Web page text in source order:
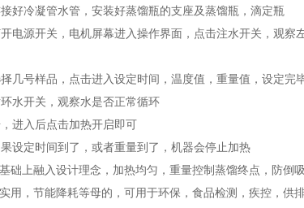
好冷凝管水管，安装好蒸馏瓶的支座及蒸馏瓶，滴定瓶
电源开关，电机屏幕进入操作界面，点击注水开关，观察
几号样品，点击进入设定时间，温度值，重量值，设定完
水开关，观察水是否正常循环
进入后点击加热开启即可
设定时间到了，或者重量到了，机器会停止加热
础上融入设计理念，加热均匀，重量控制蒸馏终点，防倒
用，节能降耗等母的，可用于环保，食品检测，疾控，供